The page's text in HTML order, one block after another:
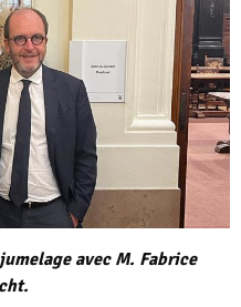
avec M. Fabrice